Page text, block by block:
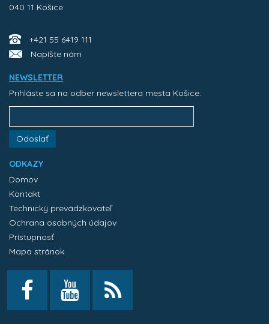
040 11 Košice
+421 55 6419 111
Napíšte nám
NEWSLETTER
Prihláste sa na odber newslettera mesta Košice:
Odoslať
ODKAZY
Domov
Kontakt
Technický prevádzkovateľ
Ochrana osobných údajov
Prístupnosť
Mapa stránok